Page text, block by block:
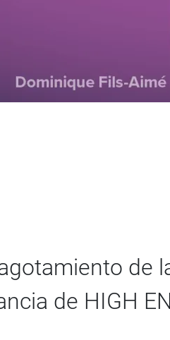
de
de HIGH